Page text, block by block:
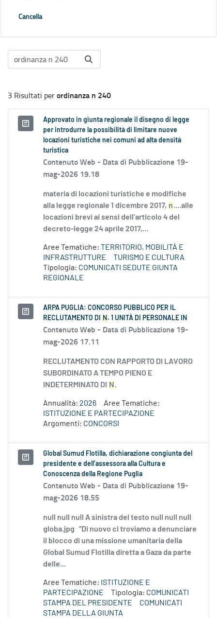
Cancella
3 Risultati perordinanza n 240
Approvato in giunta regionale il disegno di legge
per introdurre la possibilità di limitare nuove
locazioni turistiche nei comuni ad alta densità
turistica
Contenuto Web - Data di Pubblicazione 19-
mag-2026 19.18
materia di locazioni turistiche e modifiche
alla legge regionale 1 dicembre 2017, n....alle
locazioni brevi ai sensi dell’articolo 4 del
decreto-legge 24 aprile 2017,...
Aree Tematiche: TERRITORIO, MOBILITÀ E
INFRASTRUTTURE
TURISMO E CULTURA
Tipologia: COMUNICATI SEDUTE GIUNTA
REGIONALE
ARPA PUGLIA: CONCORSO PUBBLICO PER IL
RECLUTAMENTO DI
N . 1 UNITÀ DI PERSONALE IN
Contenuto Web - Data di Pubblicazione 19-
mag-2026 17.11
RECLUTAMENTO CON RAPPORTO DI LAVORO
SUBORDINATO A TEMPO PIENO E
INDETERMINATO DI
N .
Annualità: 2026
Aree Tematiche:
ISTITUZIONE E PARTECIPAZIONE
Argomenti: CONCORSI
Global Sumud Flotilla, dichiarazione congiunta del
presidente e dell’assessora alla Cultura e
Conoscenza della Regione Puglia
Contenuto Web - Data di Pubblicazione 19-
mag-2026 18.55
null null null A sinistra del testo null null null
globa.jpg “Di nuovo ci troviamo a denunciare
il blocco di una missione umanitaria della
Global Sumud Flotilla diretta a Gaza da parte
delle...
Aree Tematiche: ISTITUZIONE E
PARTECIPAZIONE
Tipologia: COMUNICATI
STAMPA DEL PRESIDENTE
COMUNICATI
STAMPA DELLA GIUNTA